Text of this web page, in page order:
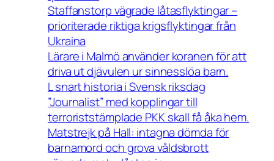
Staffanstorp vägrade låtasflyktingar –
prioriterade riktiga krigsflyktingar från
Ukraina
Lärare i Malmö använder koranen för att
driva ut djävulen ur sinnesslöa barn.
L snart historia i Svensk riksdag
”Journalist” med kopplingar till
terroriststämplade PKK skall få åka hem.
Matstrejk på Hall: intagna dömda för
barnamord och grova våldsbrott